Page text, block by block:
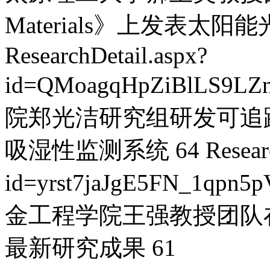
Materials》上发表太阳
ResearchDetail.aspx?
院郑光洁研究组研发可
吸湿性监测系统 64
金工程学院王强教授团
最新研究成果 61